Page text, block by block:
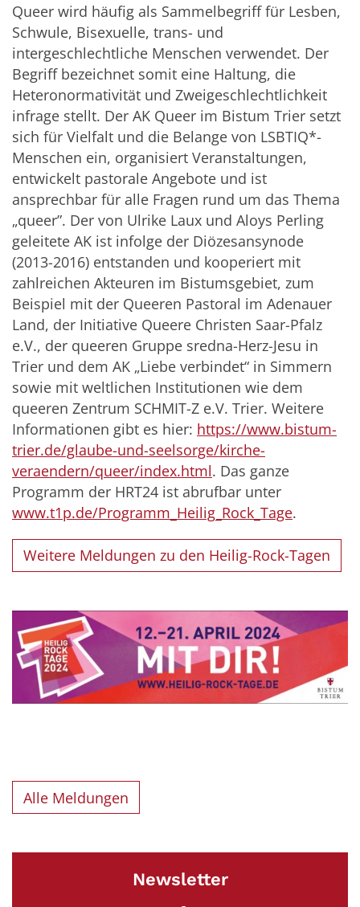
Queer wird häufig als Sammelbegriff für Lesben,
Schwule, Bisexuelle, trans- und
intergeschlechtliche Menschen verwendet. Der
Begriff bezeichnet somit eine Haltung, die
Heteronormativität und Zweigeschlechtlichkeit
infrage stellt. Der AK Queer im Bistum Trier setzt
sich für Vielfalt und die Belange von LSBTIQ*-
Menschen ein, organisiert Veranstaltungen,
entwickelt pastorale Angebote und ist
ansprechbar für alle Fragen rund um das Thema
„queer”. Der von Ulrike Laux und Aloys Perling
geleitete AK ist infolge der Diözesansynode
(2013-2016) entstanden und kooperiert mit
zahlreichen Akteuren im Bistumsgebiet, zum
Beispiel mit der Queeren Pastoral im Adenauer
Land, der Initiative Queere Christen Saar-Pfalz
e.V., der queeren Gruppe sredna-Herz-Jesu in
Trier und dem AK „Liebe verbindet“ in Simmern
sowie mit weltlichen Institutionen wie dem
queeren Zentrum SCHMIT-Z e.V. Trier. Weitere
Informationen gibt es hier: https://www.bistum-
trier.de/glaube-und-seelsorge/kirche-
veraendern/queer/index.html. Das ganze
Programm der HRT24 ist abrufbar unter
www.t1p.de/Programm_Heilig_Rock_Tage.
Weitere Meldungen zu den Heilig-Rock-Tagen
Alle Meldungen
Newsletter